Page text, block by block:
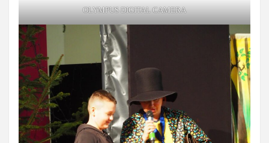
OLYMPUS DIGITAL CAMERA